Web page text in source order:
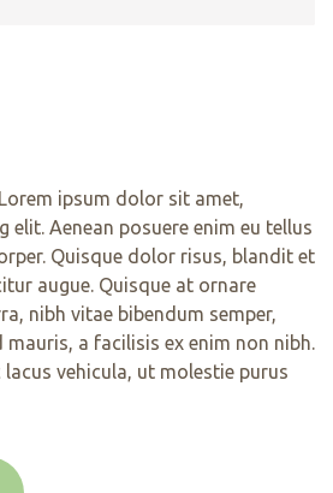
ipsum dolor sit amet,
elit. Aenean posuere enim eu tellus
Quisque dolor risus, blandit et
augue. Quisque at ornare
nibh vitae bibendum semper,
a facilisis ex enim non nibh.
lacus vehicula, ut molestie purus